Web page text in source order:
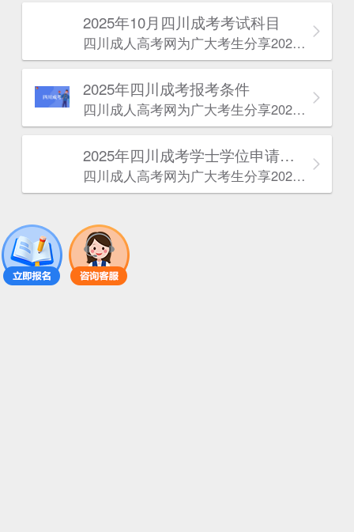
2025年10月四川成考考试科目
四川成人高考网​为广大考生分享2025年10月四川成考考试科目。为广大在职人员和社会人士提供学历提升的机会。更多四川成考考试信息，欢迎在线访问四川成人高考网。
2025年‌‌‌‌四川成考报考条件
四川成人高考网​为广大考生分享2025年‌‌‌‌四川成考报考条件。为广大在职人员和社会人士提供学历提升的机会。更多四川成考考试信息，欢迎在线访问四川成人高考网。
2025年‌‌‌‌四川成考学士学位申请条件
四川成人高考网​为广大考生分享2025年‌‌‌‌四川成考学士学位申请条件。为广大在职人员和社会人士提供学历提升的机会。更多四川成考考试信息，欢迎在线访问四川成人高考网。